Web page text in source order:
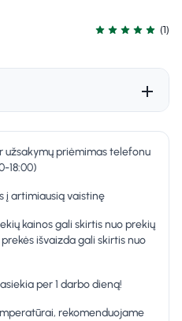
Įvertinimas 5.0
(1)
užsakymų priėmimas telefonu
18:00)
į artimiausią vaistinę
kainos gali skirtis nuo prekių
išvaizda gali skirtis nuo
per 1 darbo dieną!
rekomenduojame